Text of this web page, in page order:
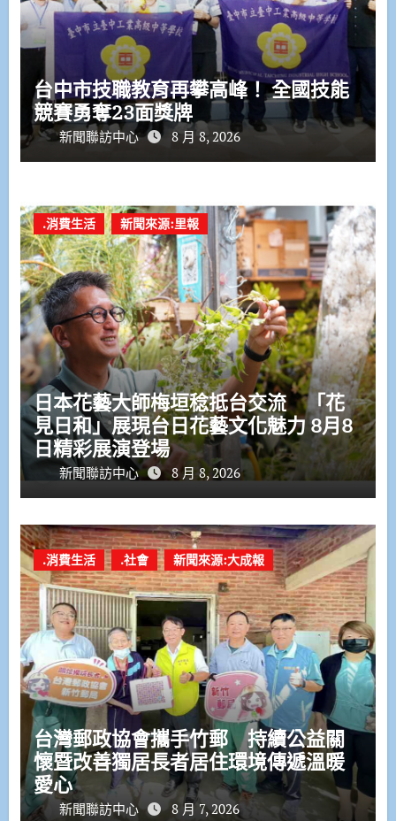
台中市技職教育再攀高峰！ 全國技能
競賽勇奪23面獎牌
新聞聯訪中心 8 月 8, 2026
.消費生活 新聞來源:里報
日本花藝大師梅垣稔抵台交流 「花
見日和」展現台日花藝文化魅力 8月8
日精彩展演登場
新聞聯訪中心 8 月 8, 2026
.消費生活 .社會 新聞來源:大成報
台灣郵政協會攜手竹郵 持續公益關
懷暨改善獨居長者居住環境傳遞溫暖
愛心
新聞聯訪中心 8 月 7, 2026